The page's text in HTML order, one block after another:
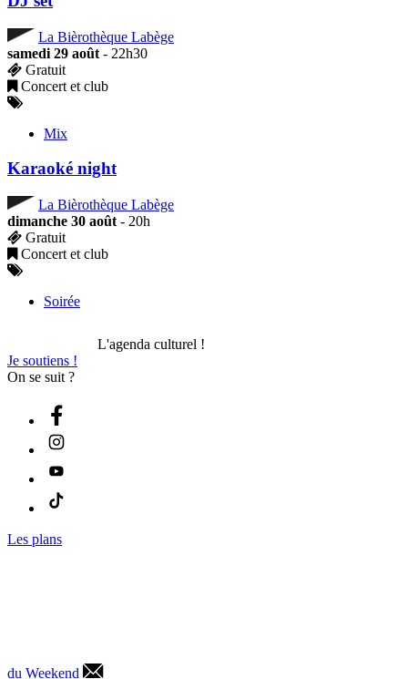
La Bièrothèque Labège
samedi 29 août - 22h30
Gratuit
Concert et club
Mix
Karaoké night
La Bièrothèque Labège
dimanche 30 août - 20h
Gratuit
Concert et club
Soirée
L'agenda culturel !
Je soutiens !
On se suit ?
Les plans
du Weekend